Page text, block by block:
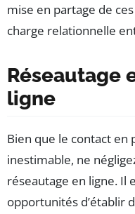
mise en partage de
charge relationnelle
Réseautage
ligne
Bien que le contact en
inestimable, ne
réseautage en ligne. Il
opportunités d’établir